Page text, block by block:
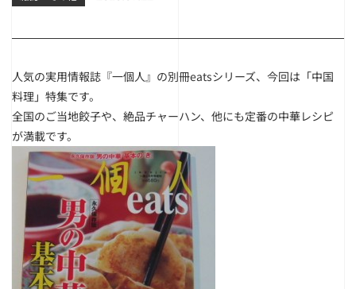
人気の実用情報誌『一個人』の別冊eatsシリーズ、今回は「中国
料理」特集です。
全国のご当地餃子や、絶品チャーハン、他にも定番の中華レシピ
が満載です。